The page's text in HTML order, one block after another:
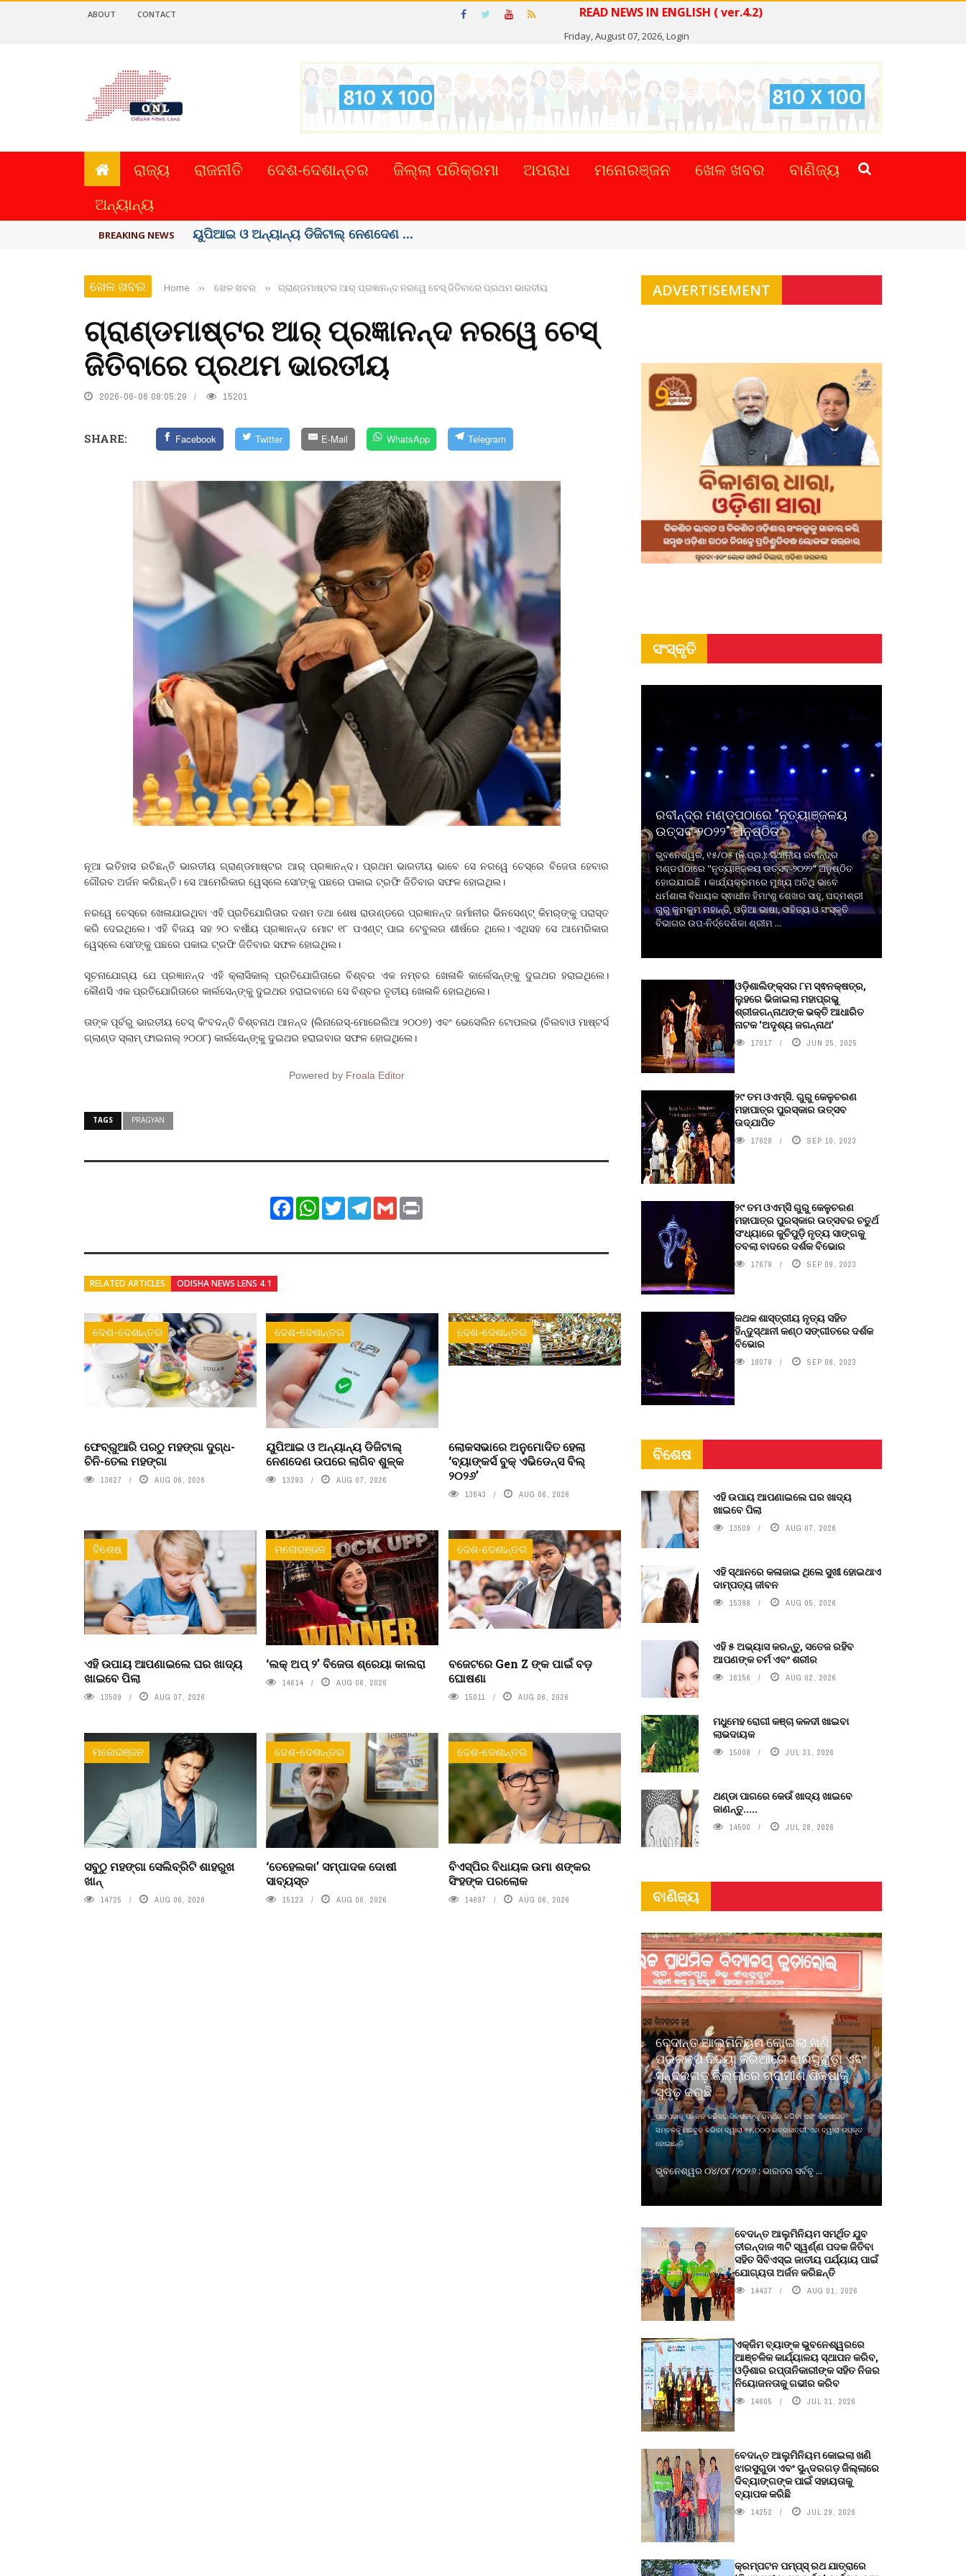
READ NEWS IN ENGLISH ( ver.4.2)
Friday, August 07, 2026,Login
ABOUT CONTACT
ରାଜ୍ୟ ରାଜନୀତି ଦେଶ-ଦେଶାନ୍ତର ଜିଲ୍ଲା ପରିକ୍ରମା ଅପରାଧ ମନୋରଞ୍ଜନ ଖେଳ ଖବର
ବାଣିଜ୍ୟ
ଅନ୍ୟାନ୍ୟ
BREAKING NEWS ତଣ୍ଡ ଗଣିବା ମେଟା, ଦେବ ୫ ହଜାର କୋଟିର ...
ଖେଳ ଖବର Home ›› ଖେଳ ଖବର ›› ଗ୍ରାଣ୍ଡମାଷ୍ଟର ଆର୍‌ ପ୍ରଜ୍ଞାନନ୍ଦ ନରୱେ ଚେସ୍‌ ଜିତିବାରେ ପ୍ରଥମ ଭାରତୀୟ
ଗ୍ରାଣ୍ଡମାଷ୍ଟର ଆର୍‌ ପ୍ରଜ୍ଞାନନ୍ଦ ନରୱେ ଚେସ୍‌
ଜିତିବାରେ ପ୍ରଥମ ଭାରତୀୟ
2026-06-06 08:05:29 15201
SHARE: Facebook Twitter E-Mail WhatsApp Telegram
ନୂଆ ଇତିହାସ ରଚିଛନ୍ତି ଭାରତୀୟ ଗ୍ରାଣ୍ଡମାଷ୍ଟର ଆର୍‌ ପ୍ରଜ୍ଞାନନ୍ଦ। ପ୍ରଥମ ଭାରତୀୟ ଭାବେ ସେ ନରୱେ ଚେସ୍‌ରେ ବିଜେତା ହେବାର
ଗୌରବ ଅର୍ଜନ କରିଛନ୍ତି। ସେ ଆମେରିକାର ୱେସ୍‌ଲେ ସୋ’ଙ୍କୁ ପଛରେ ପକାଇ ଟ୍ରଫି ଜିତିବାର ସଫଳ ହୋଇଥିଲ।
ନରୱେ ଚେସ୍‌ରେ ଖେଳାଯାଇଥିବା ଏହି ପ୍ରତି‌ଯୋଗିତାର ଦଶମ ତଥା ଶେଷ ରାଉଣ୍ଡରେ ପ୍ରଜ୍ଞାନନ୍ଦ ଜର୍ମାନୀର ଭିନସେଣ୍ଟ୍‌ କିମର୍‌ଙ୍କୁ ପରାସ୍ତ
କରି ଦେଇଥିଲେ। ଏହି ବିଜୟ ସହ ୨୦ ବର୍ଷୀୟ ପ୍ରଜ୍ଞାନନ୍ଦ ମୋଟ ୧୮ ପଏଣ୍ଟ୍‌ ପାଇ ଟେବୁଲର ଶୀର୍ଷରେ ଥିଲେ। ଏଥିସହ ସେ ଆମେରିକାର
ୱେସ୍‌ଲେ ସୋ’ଙ୍କୁ ପଛରେ ପକାଇ ଟ୍ରଫି ଜିତିବାର ସଫଳ ହୋଇଥିଲ।
ସୂଚନାଯୋଗ୍ୟ ଯେ ପ୍ରଜ୍ଞାନନ୍ଦ ଏହି କ୍ଲାସିକାଲ୍‌ ପ୍ରତିଯୋଗିତାରେ ବିଶ୍ବର ଏକ ନମ୍ବର ଖେଳାଳି କାର୍ଲେସନ୍‌ଙ୍କୁ ଦୁଇଥର ହରାଇଥିଲେ।
କୌଣସି ଏକ ପ୍ରତିଯୋଗିତାରେ କାର୍ଲସେନ୍‌ଙ୍କୁ ଦୁଇଥର ହରାଇବାରେ ସେ ବିଶ୍ବର ତୃତୀୟ ଖେଳାଳି ହୋଇଥିଲେ।
ତାଙ୍କ ପୂର୍ବରୁ ଭାରତୀୟ ଚେସ୍‌ କିଂବଦନ୍ତି ବିଶ୍ବନାଥ ଆନନ୍ଦ (ଲିନାରେସ୍‌-ମୋରେଲିଆ ୨୦୦୭) ଏବଂ ଭେସେଲିନ ଟୋପଲଭ (ବିଲବାଓ ମାଷ୍ଟର୍ସ
ଗ୍ଲାଣ୍ଡ ସ୍ଲାମ୍‌ ଫାଇନାଲ୍‌ ୨୦୦୮) କାର୍ଲସେନ୍‌ଙ୍କୁ ଦୁଇଥର ହରାଇବାର ସଫଳ ହୋଇଥିଲେ।
Powered by Froala Editor
TAGS PRAGYAN
FacebookWhatsApp
TwitterTelegram
Gmail
RELATED ARTICLES ODISHA NEWS LENS 4.1
ଦେଶ-ଦେଶାନ୍ତର
ଫେବ୍ରୁଆରି ପରଠୁ ମହଙ୍ଗା ଦୁଗ୍ଧ-
ଚିନି-ତେଲ ମହଙ୍ଗା
13627 AUG 06, 2026
ଦେଶ-ଦେଶାନ୍ତର
ୟୁପିଆଇ ଓ ଅନ୍ୟାନ୍ୟ ଡିଜିଟାଲ୍
ନେଣଦେଣ ଉପରେ ଲାଗିବ ଶୁଳ୍କ
13293 AUG 07, 2026
ଦେଶ-ଦେଶାନ୍ତର
ଲୋକସଭାରେ ଅନୁମୋଦିତ ହେଲା
‘ବ୍ୟାଙ୍କର୍ସ ବୁକ୍ ଏଭିଡେନ୍ସ ବିଲ୍
୨୦୨୬’
13643 AUG 06, 2026
ବିଶେଷ
ଏହି ଉପାୟ ଆପଣାଇଲେ ଘର ଖାଦ୍ୟ
ଖାଇବେ ପିଲା
13509 AUG 07, 2026
ମନୋରଞ୍ଜନ
‘ଲକ୍ ଅପ୍ ୨’ ବିଜେତା ଶ୍ରେୟା କାଲରା
14614 AUG 06, 2026
ଦେଶ-ଦେଶାନ୍ତର
ବଜେଟରେ Gen Z ଙ୍କ ପାଇଁ ବଡ଼
ଘୋଷଣା
15011 AUG 06, 2026
ମନୋରଞ୍ଜନ
ସବୁଠୁ ମହଙ୍ଗା ସେଲିବ୍ରିଟି ଶାହରୁଖ
ଖାନ୍
14725 AUG 06, 2026
ଦେଶ-ଦେଶାନ୍ତର
‘ତେହେଲକା’ ସମ୍ପାଦକ ଦୋଷୀ
ସାବ୍ୟସ୍ତ
15123 AUG 06, 2026
ଦେଶ-ଦେଶାନ୍ତର
ବିଏସ୍‌ପିର ବିଧାୟକ ଉମା ଶଙ୍କର
ସିଂହଙ୍କ ପରଲୋକ
14897 AUG 06, 2026
ADVERTISEMENT
ସଂସ୍କୃତି
ରବୀନ୍ଦ୍ର ମଣ୍ଡପଠାରେ "ନୃତ୍ୟାଞ୍ଜଳୟ
ଉତ୍ସବ-୨୦୨୨" ଅନୁଷ୍ଠିତ
ଭୁବନେଶ୍ୱର, ୧୫/୦୫ (ନି.ପ୍ର.): ସ୍ଥାନୀୟ ରବୀନ୍ଦ୍ର
ମଣ୍ଡପଠାରେ "ନୃତ୍ୟାଞ୍ଜଳୟ ଉତ୍ସବ-୨୦୨୨" ଅନୁଷ୍ଠିତ
ହୋଇଯାଇଛି । କାର୍ଯ୍ୟକ୍ରମରେ ମୁଖ୍ୟ ଅତିଥି ଭାବେ
ଧର୍ମଶାଳା ବିଧାୟକ ସ୍ଵାଧୀନ ହିମାଂଶୁ ଶେଖର ସାହୁ, ପଦ୍ମଶ୍ରୀ
ଗୁରୁ କୁମକୁମ ମହାନ୍ତି, ଓଡ଼ିଆ ଭାଷା, ସାହିତ୍ୟ ଓ ସଂସ୍କୃତି
ବିଭାଗର ଉପ-ନିର୍ଦ୍ଦେଶିକା ଶ୍ରୀମ ...
ଓଡ଼ିଶାଲିଙ୍କ୍ସର ୮ମ ସ୍ଵନକ୍ଷତ୍ର,
ଲୁହରେ ଭିଜାଇଲା ମହାପ୍ରଭୁ
ଶ୍ରୀଜଗନ୍ନାଥଙ୍କ ଭକ୍ତି ଆଧାରିତ
ନାଟକ ‘ଅଦୃଶ୍ୟ ଜଗନ୍ନାଥ‘
17017 JUN 25, 2025
୨୯ ତମ ଓଏମ୍‌ସି. ଗୁରୁ କେଳୁଚରଣ
ମହାପାତ୍ର ପୁରସ୍କାର ଉତ୍ସବ
ଉଦ୍‍ଯାପିତ
17628 SEP 10, 2023
୨୯ ତମ ଓଏମ୍‌ସି ଗୁରୁ କେଳୁଚରଣ
ମହାପାତ୍ର ପୁରସ୍କାର ଉତ୍ସବର ଚତୁର୍ଥ
ସଂଧ୍ୟାରେ କୁଚିପୁଡ଼ି ନୃତ୍ୟ ସାଙ୍ଗକୁ
ତବଲା ବାଦରେ ଦର୍ଶକ ବିଭୋର
17679 SEP 09, 2023
କଥକ ଶାସ୍ତ୍ରୀୟ ନୃତ୍ୟ ସହିତ
ହିନ୍ଦୁସ୍ଥାନୀ କଣ୍ଠ ସଙ୍ଗୀତରେ ଦର୍ଶକ
ବିଭୋର
18079 SEP 06, 2023
ବିଶେଷ
ଏହି ଉପାୟ ଆପଣାଇଲେ ଘର ଖାଦ୍ୟ
ଖାଇବେ ପିଲା
13509 AUG 07, 2026
ଏହି ସ୍ଥାନରେ କଳାଜାଇ ଥିଲେ ସୁଖୀ ହୋଇଥାଏ
ଦାମ୍ପତ୍ୟ ଜୀବନ
15398 AUG 05, 2026
ଏହି ୫ ଅଭ୍ୟାସ କରନ୍ତୁ, ସତେଜ ରହିବ
ଆପଣଙ୍କ ଚର୍ମ ଏବଂ ଶରୀର
16156 AUG 02, 2026
ମଧୁମେହ ରୋଗୀ କଞ୍ଚା କଳଦୀ ଖାଇବା
ଲାଭଦାୟକ
15008 JUL 31, 2026
ଥଣ୍ଡା ପାଗରେ କେଉଁ ଖାଦ୍ୟ ଖାଇବେ
ଜାଣନ୍ତୁ.....
14500 JUL 28, 2026
ବାଣିଜ୍ୟ
ବେଦାନ୍ତ ଆଲୁମିନିୟମ କୋଇଲା ଖଣି
ପ୍ରକଳ୍ପ ବିଦ୍ୟା ଜରିଆରେ ଝାରସୁଗୁଡ଼ା ଏବଂ
ସୁନ୍ଦରଗଡ଼ ଜିଲ୍ଲାରେ ଗ୍ରାମୀଣ ଶିକ୍ଷାକୁ
ସୁଦୃଢ଼ କରୁଛି
ପାଠପଢାକୁ ଉନ୍ନତ କରିବା, ଶିକ୍ଷକଙ୍କୁ ସମର୍ଥନ କରିବା ଏବଂ ଶିକ୍ଷାଗତ
ସମ୍ବଳକୁ ମଜବୁତ କରିବା ଦ୍ୱାରା ୨୫,୦୦୦ ଛାତ୍ରଛାତ୍ରୀ ଏହା ଦ୍ୱାରା ଉପକୃତ
ହୋଇଛନ୍ତି
ଭୁବନେଶ୍ୱର ୦୪/୦୮/୨୦୨୬ : ଭାରତର ସର୍ବବୃ ...
ବେଦାନ୍ତ ଆଲୁମିନିୟମ ସମର୍ଥିତ ଯୁବ
ତୀରନ୍ଦାଜ ୩ଟି ସ୍ୱର୍ଣ୍ଣ ପଦକ ଜିତିବା
ସହିତ ସିବିଏସ୍ଇ ଜାତୀୟ ପର୍ଯ୍ୟାୟ ପାଇଁ
ଯୋଗ୍ୟତା ଅର୍ଜନ କରିଛନ୍ତି
14437 AUG 01, 2026
ଏକ୍ଜିମ ବ୍ୟାଙ୍କ ଭୁବନେଶ୍ୱରରେ
ଆଞ୍ଚଳିକ କାର୍ଯ୍ୟାଳୟ ସ୍ଥାପନ କରିବ,
ଓଡ଼ିଶାର ରପ୍ତାନିକାରୀଙ୍କ ସହିତ ନିଜର
ନିୟୋଜନତାକୁ ଗଭୀର କରିବ
14605 JUL 31, 2026
ବେଦାନ୍ତ ଆଲୁମିନିୟମ କୋଇଲା ଖଣି
ଝାରସୁଗୁଡା ଏବଂ ସୁନ୍ଦରଗଡ଼ ଜିଲ୍ଲାରେ
ଦିବ୍ୟାଙ୍ଗଙ୍କ ପାଇଁ ସହାୟତାକୁ
ବ୍ୟାପକ କରିଛି
14252 JUL 29, 2026
କ୍ରମ୍ପଟନ ପମ୍ପ୍‌ସ୍‌ ରଥ ଯାତ୍ରାରେ